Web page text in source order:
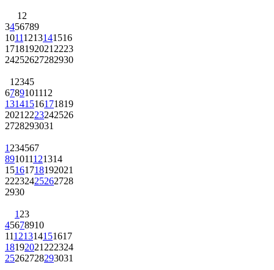
1 2
3456789
10111213141516
1718192021 2223
24252627282930
1 2345
6789101112
13141516171819
2021 2223242526
2728293031
1 234567
891011121314
15161718192021
22232425262728
2930
1 23
45678910
11121314151617
18192021 222324
25262728293031